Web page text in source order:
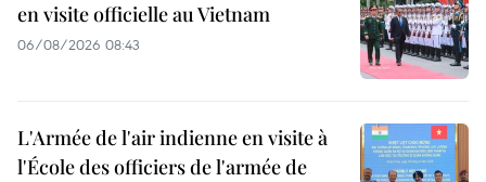
en visite officielle au Vietnam
06/08/2026 08:43
L'Armée de l'air indienne en visite à
l'École des officiers de l'armée de